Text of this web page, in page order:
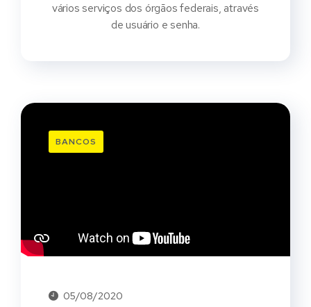
vários serviços dos órgãos federais, através
de usuário e senha.
BANCOS
05/08/2020